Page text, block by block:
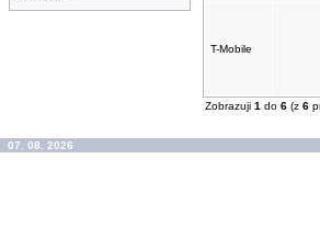
T-Mobile
Zobrazuji 1 do 6 (z 6
07. 08. 2026